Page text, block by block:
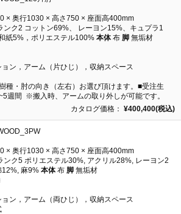
× 奥行1030 × 高さ750 × 座面高400mm
ンク2 コットン69%、 レーヨン15%、キュプラ1
紙5%，ポリエステル100% 本体布 脚 無垢材
ョン，アーム（片ひじ），収納スペース
種・肘の向き（左右）お選び頂けます。■受注生
週間 ※搬入時、アームの取り外しが可能です。
カタログ価格： ¥400,400(税込)
× 奥行1030 × 高さ750 × 座面高400mm
ンク5 ポリエステル30%, アクリル28%, レーヨン2
12%, 麻9% 本体布 脚 無垢材
ョン，アーム（両ひじ），収納スペース